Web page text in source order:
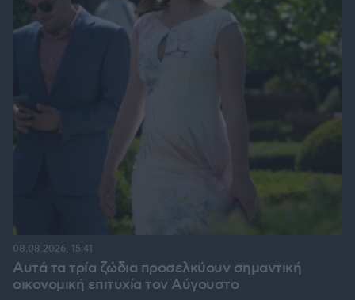
Αυτά τα τρία ζώδια προσελκύουν σημαντική
οικονομική επιτυχία τον Αύγουστο
08.08.2026, 15:41